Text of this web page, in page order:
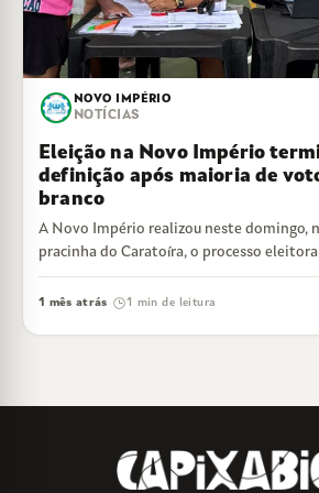
NOVO IMPÉRIO
NOTÍCIAS
Eleição na Novo Império
definição após maioria de
branco
A Novo Império realizou neste domingo,
pracinha do Caratoíra, o processo
nova diretoria e conselho…
1 mês atrás 1 min de leitura